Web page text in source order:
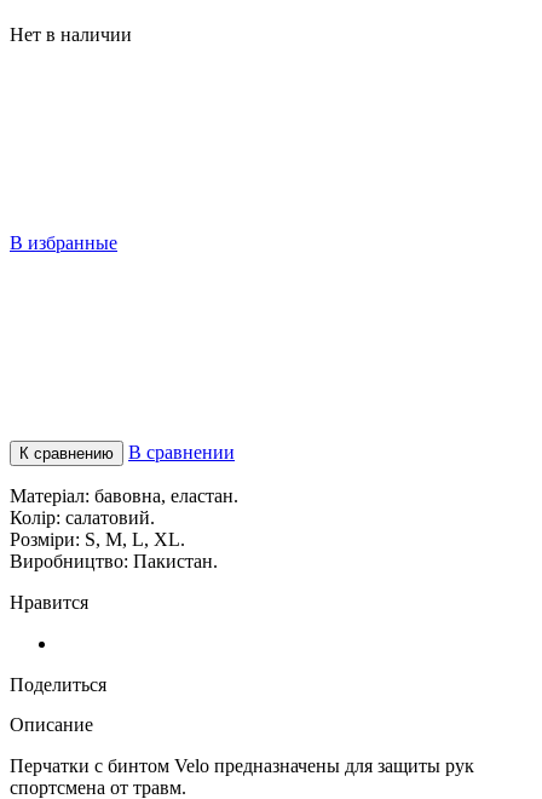
Нет в наличии
В избранные
К сравнению В сравнении
Матеріал: бавовна, еластан.
Колір: салатовий.
Розміри: S, M, L, XL.
Виробництво: Пакистан.
Нравится
Поделиться
Описание
Перчатки с бинтом Velo предназначены для защиты рук
спортсмена от травм.